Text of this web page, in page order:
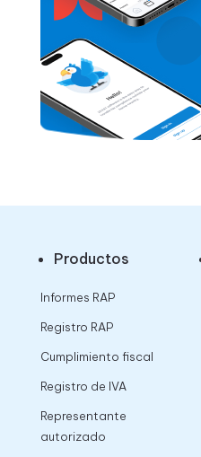
Productos
Informes RAP
Registro RAP
Cumplimiento fiscal
Registro de IVA
Representante
autorizado